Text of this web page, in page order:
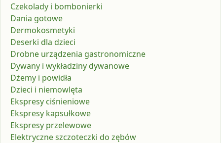
Czekolady i bombonierki
Dania gotowe
Dermokosmetyki
Deserki dla dzieci
Drobne urządzenia gastronomiczne
Dywany i wykładziny dywanowe
Dżemy i powidła
Dzieci i niemowlęta
Ekspresy ciśnieniowe
Ekspresy kapsułkowe
Ekspresy przelewowe
Elektryczne szczoteczki do zębów